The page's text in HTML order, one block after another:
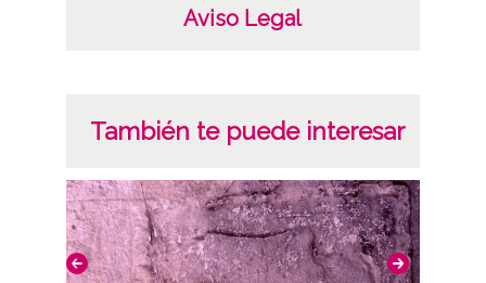
Aviso Legal
También te puede interesar